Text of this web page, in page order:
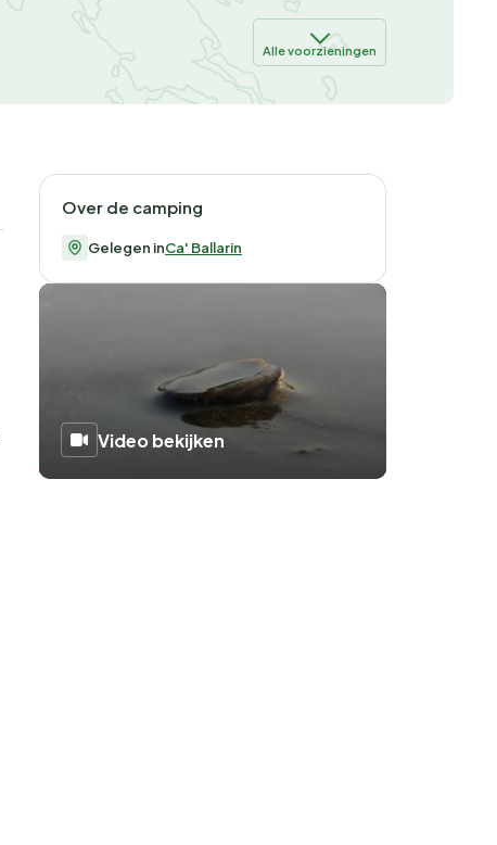
Alle voorzieningen
Over de camping
Gelegen inCa' Ballarin
Video bekijken